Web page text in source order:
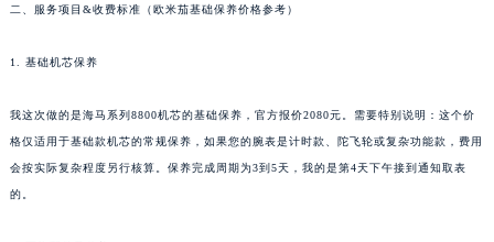
二、服务项目&收费标准（欧米茄基础保养价格参考）
1. 基础机芯保养
我这次做的是海马系列8800机芯的基础保养，官方报价2080元。需要特别说明：这个价
格仅适用于基础款机芯的常规保养，如果您的腕表是计时款、陀飞轮或复杂功能款，费用
会按实际复杂程度另行核算。保养完成周期为3到5天，我的是第4天下午接到通知取表
的。